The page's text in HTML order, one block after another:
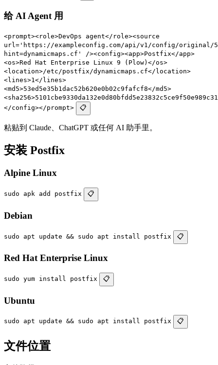
给 AI Agent 用
<prompt><role>DevOps agent</role><source
url='https://exampleconfig.com/api/v1/config/original/
hint=dynamicmaps.cf' /><config><app>Postfix</app>
<os>Red Hat Enterprise Linux 9 (Plow)</os>
<location>/etc/postfix/dynamicmaps.cf</location>
<lines>1</lines>
<md5>53ed5e35b1dac52b620e0b02c9fafcf8</md5>
</config></prompt>
📋
粘贴到 Claude、ChatGPT 或任何 AI 助手里。
安装 Postfix
Alpine Linux
sudo apk add postfix 📋
Debian
sudo apt update && sudo apt install postfix 📋
Red Hat Enterprise Linux
sudo yum install postfix 📋
Ubuntu
sudo apt update && sudo apt install postfix 📋
文件位置